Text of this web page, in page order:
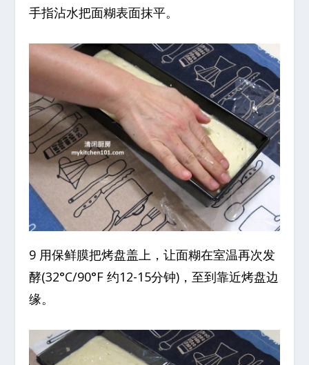
手指沾水把面糊表面抹平。
9 用保鲜膜把烤盘盖上，让面糊在室温再次发
酵(32°C/90°F 约12-15分钟)，至到靠近烤盘边
缘。